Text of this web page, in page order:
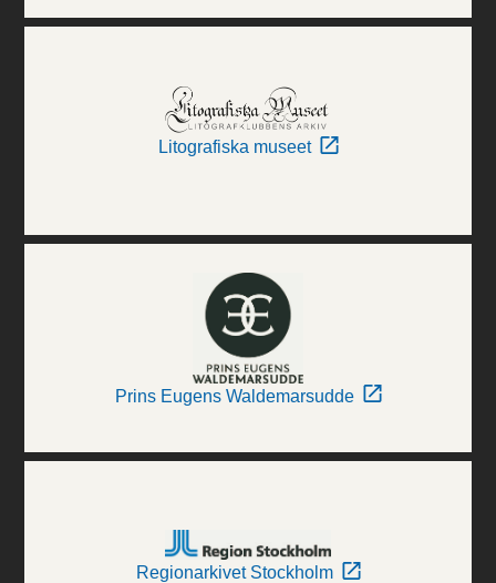
Litografiska museet
Prins Eugens Waldemarsudde
Regionarkivet Stockholm